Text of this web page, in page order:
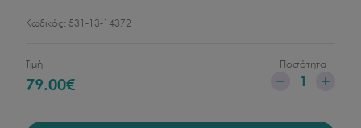
Κωδικός: 531-13-14372
Τιμή
79.00€
Ποσότητα
1